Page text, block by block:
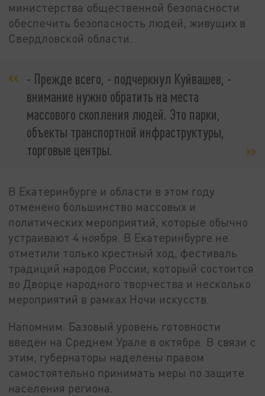
министерства общественной безопасности
обеспечить безопасность людей, живущих в
Свердловской области.
- Прежде всего, - подчеркнул Куйвашев, -
внимание нужно обратить на места
массового скопления людей. Это парки,
объекты транспортной инфраструктуры,
торговые центры.
В Екатеринбурге и области в этом году
отменено большинство массовых и
политических мероприятий, которые обычно
устраивают 4 ноября. В Екатеринбурге не
отметили только крестный ход, фестиваль
традиций народов России, который состоится
во Дворце народного творчества и несколько
мероприятий в рамках Ночи искусств.
Напомним. Базовый уровень готовности
введён на Среднем Урале в октябре. В связи с
этим, губернаторы наделены правом
самостоятельно принимать меры по защите
населения региона.